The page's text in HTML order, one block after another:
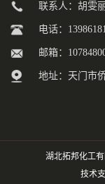
联系人：胡雯
电话：
邮箱：
地址：天门市
湖北拓邦化工有
技术